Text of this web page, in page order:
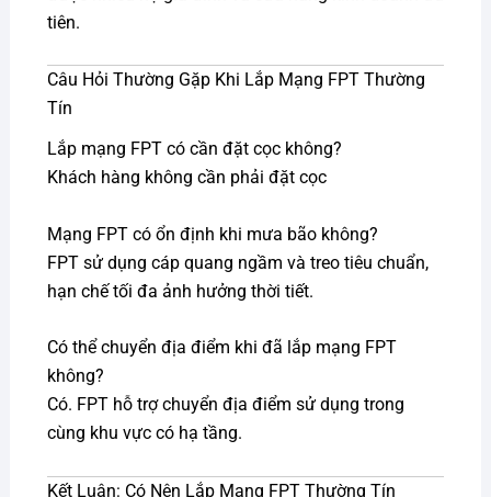
tiên.
Câu Hỏi Thường Gặp Khi Lắp Mạng FPT Thường
Tín
Lắp mạng FPT có cần đặt cọc không?
Khách hàng không cần phải đặt cọc
Mạng FPT có ổn định khi mưa bão không?
FPT sử dụng cáp quang ngầm và treo tiêu chuẩn,
hạn chế tối đa ảnh hưởng thời tiết.
Có thể chuyển địa điểm khi đã lắp mạng FPT
không?
Có. FPT hỗ trợ chuyển địa điểm sử dụng trong
cùng khu vực có hạ tầng.
Kết Luận: Có Nên Lắp Mạng FPT Thường Tín